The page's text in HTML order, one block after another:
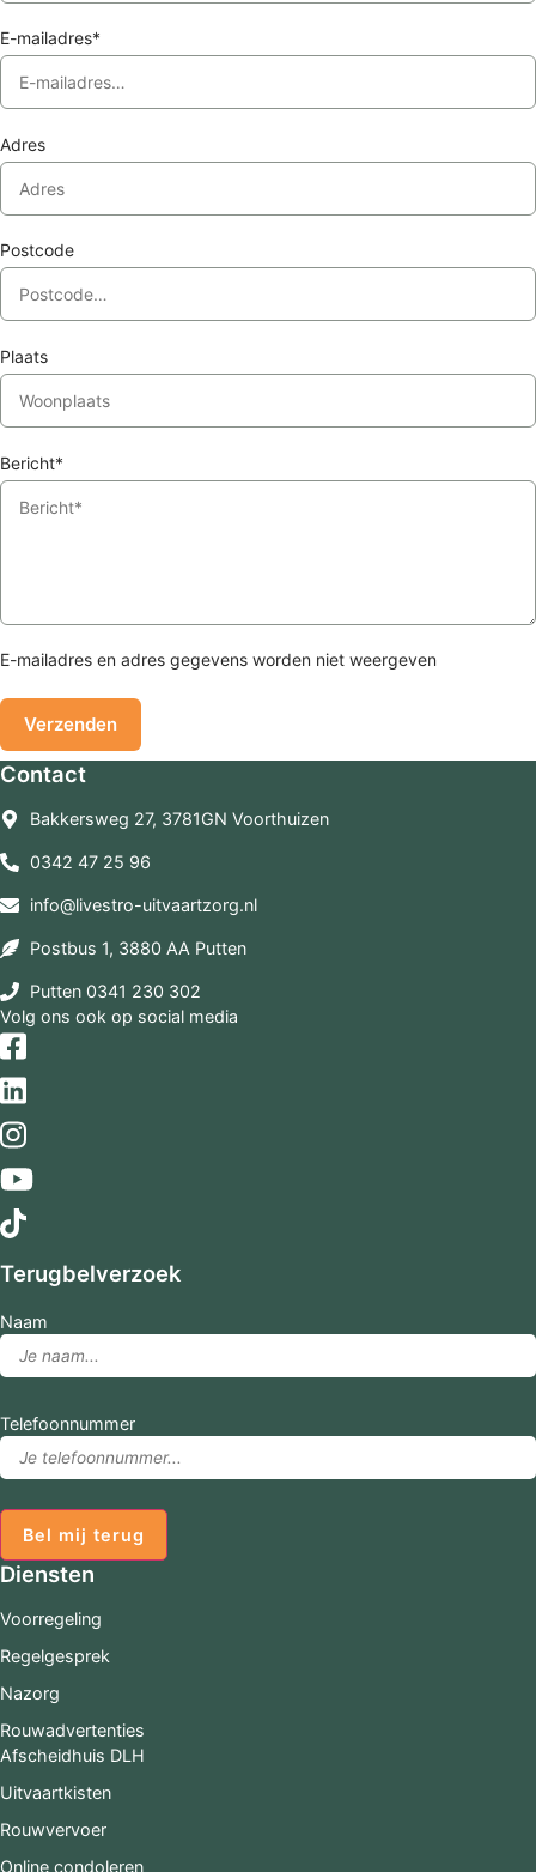
E-mailadres*
Adres
Postcode
Plaats
Bericht*
E-mailadres en adres gegevens worden niet weergeven
Contact
Bakkersweg 27, 3781GN Voorthuizen
0342 47 25 96
info@livestro-uitvaartzorg.nl
Postbus 1, 3880 AA Putten
Putten 0341 230 302
Volg ons ook op social media
Terugbelverzoek
Naam
Telefoonnummer
Bel mij terug
Diensten
Voorregeling
Regelgesprek
Nazorg
Rouwadvertenties
Afscheidhuis DLH
Uitvaartkisten
Rouwvervoer
Online condoleren